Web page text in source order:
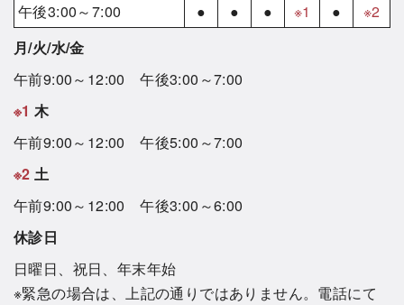
午後3:00～7:00
● ● ● ※1 ●
※2
月/火/水/金
午前9:00～12:00 午後3:00～7:00
※1 木
午前9:00～12:00 午後5:00～7:00
※2 土
午前9:00～12:00 午後3:00～6:00
休診日
日曜日、祝日、年末年始
※緊急の場合は、上記の通りではありません。電話にて